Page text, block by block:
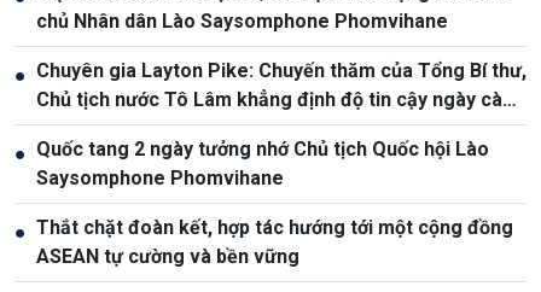
chủ Nhân dân Lào Saysomphone Phomvihane
● Chuyên gia Layton Pike: Chuyến thăm của Tổng Bí thư,
Chủ tịch nước Tô Lâm khẳng định độ tin cậy ngày càng
cao giữa Việt Nam và Australia
● Quốc tang 2 ngày tưởng nhớ Chủ tịch Quốc hội Lào
Saysomphone Phomvihane
● Thắt chặt đoàn kết, hợp tác hướng tới một cộng đồng
ASEAN tự cường và bền vững